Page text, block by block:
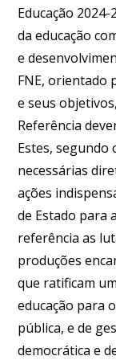
Educação
da educação
e
FNE, orientado
e seus
Referência
Estes, segundo
necessárias
ações
de Estado para
referência as
produções
que ratificam
educação para
pública, e de
democrática e